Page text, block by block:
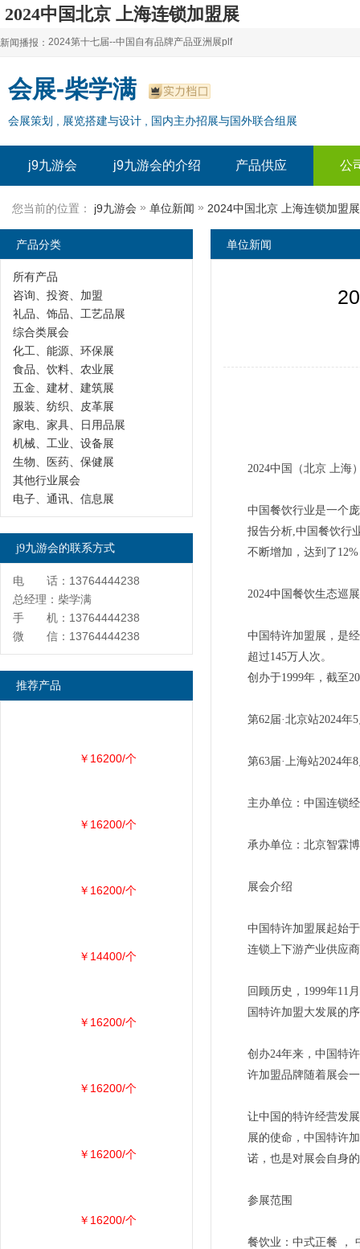
2024中国北京 上海连锁加盟展
【特许加盟领域的展会】-j9九游会
新闻播报：
2024上海自有品牌展--百货展|食品展 零售展|oem展
2024全球自有--品牌产品亚洲展（plf）
2024上海自有品牌展--2024上海oem 贴牌代加工展
2024第十七届--中国自有品牌产品亚洲展plf
2024全球自有--品牌产品亚洲展（plf）
2024年上海--第17届自有品牌展
会展-柴学满
会展策划 , 展览搭建与设计 , 国内主办招展与国外联合组展
j9九游会 j9九游会的介绍 产品供应 公
您当前的位置： j9九游会 » 单位新闻 » 2024中国北京 上海连锁加盟
单位新闻
2024中国（北京 上海
中国餐饮行业是一个
报告分析,中国餐饮行
不断增加，达到了
2024中国餐饮生态巡
中国特许加盟展，是
超过145万人次。
创办于1999年，截至
第62届·北京站2024
第63届·上海站
主办单位：中国连锁
承办单位：北京智霖
展会介绍
中国特许加盟展起始
连锁上下游产业供应
回顾历史，1999年11
国特许加盟大发展的
创办24年来，中国特
许加盟品牌随着展会
让中国的特许经营发
展的使命，中国特许
诺，也是对展会自身
参展范围
餐饮业：中式正餐 ，
产品分类
所有产品
咨询、投资、加盟
礼品、饰品、工艺品展
综合类展会
化工、能源、环保展
食品、饮料、农业展
五金、建材、建筑展
服装、纺织、皮革展
家电、家具、日用品展
机械、工业、设备展
生物、医药、保健展
其他行业展会
电子、通讯、信息展
j9九游会的联系方式
电 话：13764444238
总经理：柴学满
手 机：13764444238
微 信：13764444238
推荐产品
￥16200/个
￥16200/个
￥16200/个
￥14400/个
￥16200/个
￥16200/个
￥16200/个
￥16200/个